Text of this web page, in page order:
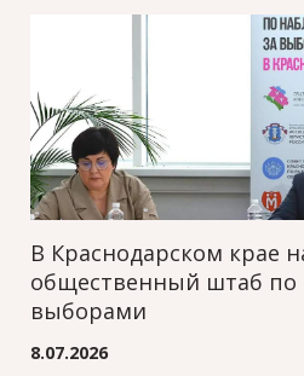
В Краснодарском крае
общественный штаб
выборами
8.07.2026